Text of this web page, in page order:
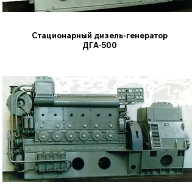
Стационарный дизель-генератор
ДГА-500